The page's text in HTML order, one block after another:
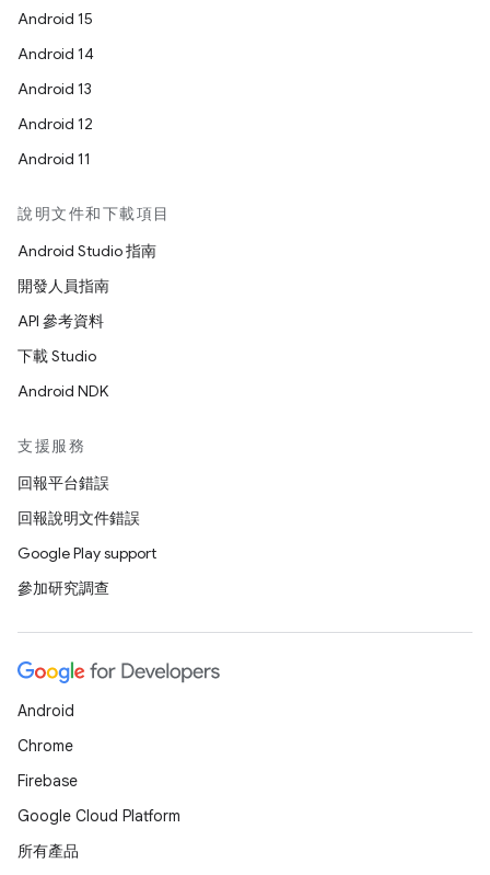
Android 15
Android 14
Android 13
Android 12
Android 11
說明文件和下載項目
Android Studio 指南
開發人員指南
API 參考資料
下載 Studio
Android NDK
支援服務
回報平台錯誤
回報說明文件錯誤
Google Play support
參加研究調查
Android
Chrome
Firebase
Google Cloud Platform
所有產品